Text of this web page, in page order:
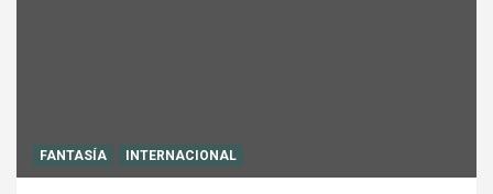
FANTASÍA INTERNACIONAL